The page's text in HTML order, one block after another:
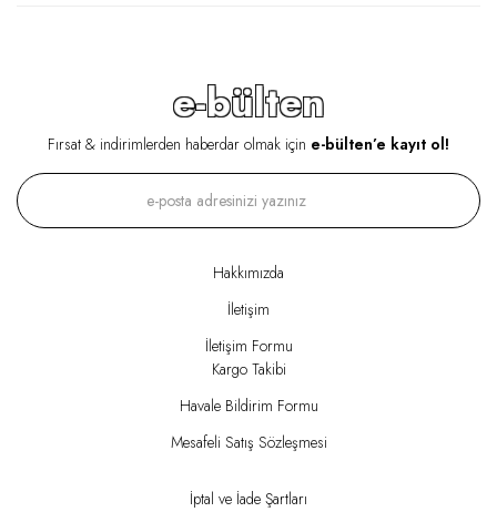
e-bülten
Fırsat & indirimlerden haberdar olmak için e-bülten’e kayıt ol!
Hakkımızda
İletişim
İletişim Formu
Kargo Takibi
Havale Bildirim Formu
Mesafeli Satış Sözleşmesi
İptal ve İade Şartları